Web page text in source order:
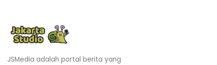
JSMedia adalah portal berita yang